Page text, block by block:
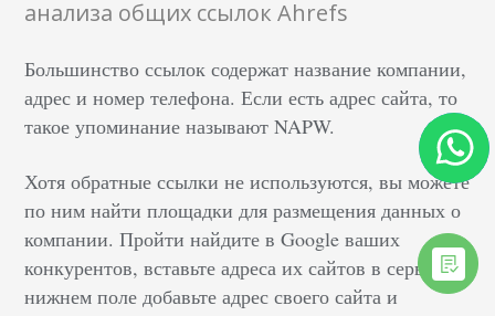
анализа общих ссылок Ahrefs
Большинство ссылок содержат название компании,
адрес и номер телефона. Если есть адрес сайта, то
такое упоминание называют NAPW.
Хотя обратные ссылки не используются, вы можете
по ним найти площадки для размещения данных о
компании. Пройти найдите в Google ваших
конкурентов, вставьте адреса их сайтов в сервис, в
нижнем поле добавьте адрес своего сайта и